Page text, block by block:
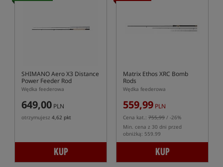
SHIMANO Aero X3 Distance
Power Feeder Rod
Wędka feederowa
649,00 PLN
otrzymujesz 4,62 pkt
KUP
Matrix Ethos XRC Bomb
Rods
Wędka feederowa
559,99 PLN
Cena kat.: 755,99 / -26%
Min. cena z 30 dni przed
obniżką: 559.99
KUP